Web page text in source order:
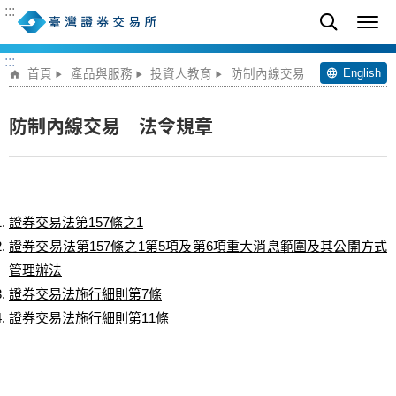
:::
:::
首頁 產品與服務 投資人教育 防制內線交易 English
防制內線交易 法令規章
證券交易法第157條之1
證券交易法第157條之1第5項及第6項重大消息範圍及其公開方式
管理辦法
證券交易法施行細則第7條
證券交易法施行細則第11條